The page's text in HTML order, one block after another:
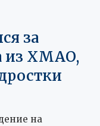
за
из ХМАО,
на